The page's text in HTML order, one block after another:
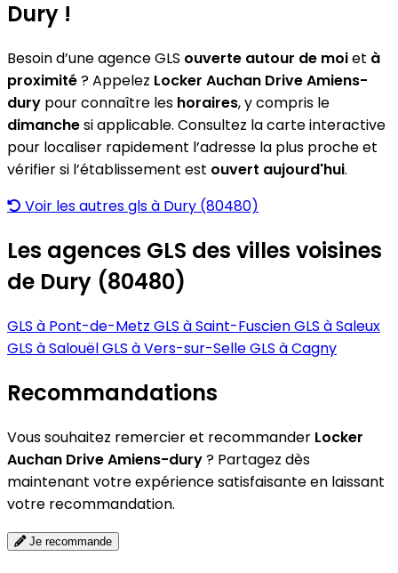
Dury !
Besoin d’une agence GLS ouverte autour de moiet à
proximité? Appelez Locker Auchan Drive Amiens-
dury pour connaître les horaires, y compris le
dimanchesi applicable. Consultez la carte interactive
pour localiser rapidement l’adresse la plus proche et
vérifier si l’établissement est ouvert aujourd'hui.
Voir les autres gls à Dury (80480)
Les agences GLS des villes voisines
de Dury (80480)
GLS à Pont-de-Metz GLS à Saint-FuscienGLS à Saleux
GLS à SalouëlGLS à Vers-sur-SelleGLS à Cagny
Recommandations
Vous souhaitez remercier et recommander Locker
Auchan Drive Amiens-dury? Partagez dès
maintenant votre expérience satisfaisante en laissant
votre recommandation.
Je recommande